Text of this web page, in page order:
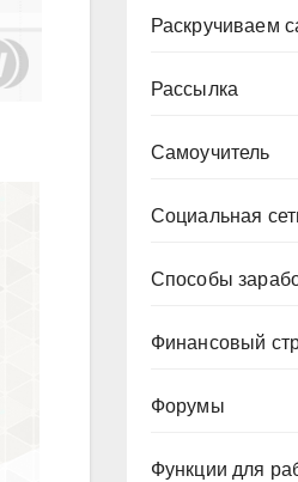
Раскручиваем
Рассылка
Самоучитель
Социальная
Способы
Финансовый
Форумы
Функции для